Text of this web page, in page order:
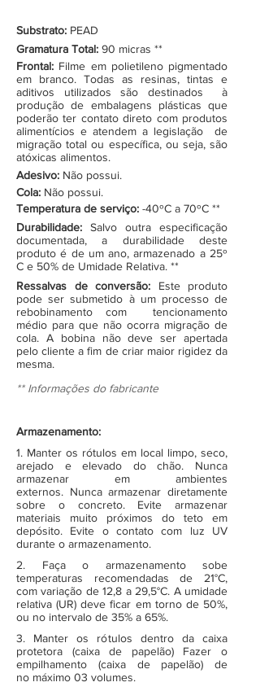
Substrato: PEAD
Gramatura Total: 90 micras **
Frontal: Filme em polietileno pigmentado
em branco. Todas as resinas, tintas e
aditivos utilizados são destinados à
produção de embalagens plásticas que
poderão ter contato direto com produtos
alimentícios e atendem a legislação de
migração total ou específica, ou seja, são
atóxicas alimentos.
Adesivo: Não possui.
Cola: Não possui.
Temperatura de serviço: -40ºC a 70ºC **
Durabilidade: Salvo outra especificação
documentada, a durabilidade deste
produto é de um ano, armazenado a 25º
C e 50% de Umidade Relativa. **
Ressalvas de conversão: Este produto
pode ser submetido à um processo de
rebobinamento com tencionamento
médio para que não ocorra migração de
cola. A bobina não deve ser apertada
pelo cliente a fim de criar maior rigidez da
mesma.
** Informações do fabricante
Armazenamento:
1. Manter os rótulos em local limpo, seco,
arejado e elevado do chão. Nunca
armazenar em ambientes
externos. Nunca armazenar diretamente
sobre o concreto. Evite armazenar
materiais muito próximos do teto em
depósito. Evite o contato com luz UV
durante o armazenamento.
2. Faça o armazenamento sobe
temperaturas recomendadas de 21°C,
com variação de 12,8 a 29,5°C. A umidade
relativa (UR) deve ficar em torno de 50%,
ou no intervalo de 35% a 65%.
3. Manter os rótulos dentro da caixa
protetora (caixa de papelão) Fazer o
empilhamento (caixa de papelão) de
no máximo 03 volumes.